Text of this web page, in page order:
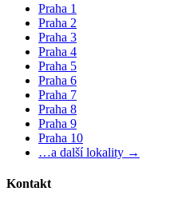
Praha 1
Praha 2
Praha 3
Praha 4
Praha 5
Praha 6
Praha 7
Praha 8
Praha 9
Praha 10
…a další lokality →
Kontakt